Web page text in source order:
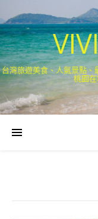
台灣旅遊美食、人氣景點
桃園